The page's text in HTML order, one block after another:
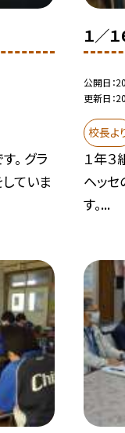
。 グラ
ていま
１／
公開日
更新日
校長よ
１年３
ヘッセ
す。...